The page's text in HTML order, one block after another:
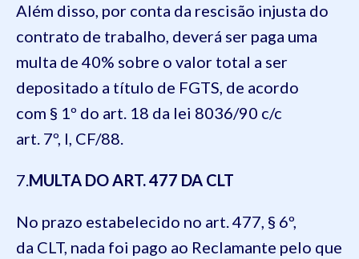
Além disso, por conta da rescisão injusta do
contrato de trabalho, deverá ser paga uma
multa de 40% sobre o valor total a ser
depositado a título de FGTS, de acordo
com § 1º do art. 18 da lei 8036/90 c/c
art. 7º, I, CF/88.
7.MULTA DO ART.477 DA CLT
No prazo estabelecido no art.477, § 6º,
da CLT, nada foi pago ao Reclamante pelo que